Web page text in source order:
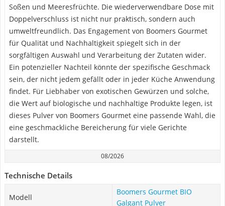
Soßen und Meeresfrüchte. Die wiederverwendbare Dose mit
Doppelverschluss ist nicht nur praktisch, sondern auch
umweltfreundlich. Das Engagement von Boomers Gourmet
für Qualität und Nachhaltigkeit spiegelt sich in der
sorgfältigen Auswahl und Verarbeitung der Zutaten wider.
Ein potenzieller Nachteil könnte der spezifische Geschmack
sein, der nicht jedem gefällt oder in jeder Küche Anwendung
findet. Für Liebhaber von exotischen Gewürzen und solche,
die Wert auf biologische und nachhaltige Produkte legen, ist
dieses Pulver von Boomers Gourmet eine passende Wahl, die
eine geschmackliche Bereicherung für viele Gerichte
darstellt.
08/2026
Technische Details
Modell
Boomers Gourmet BIO
Galgant Pulver